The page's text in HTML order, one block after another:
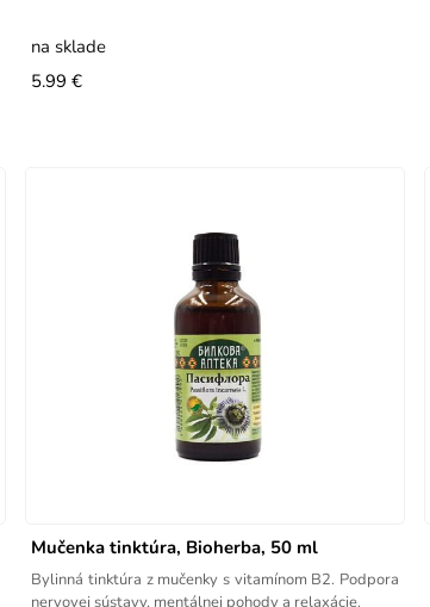
na sklade
5.99 €
Mučenka tinktúra, Bioherba, 50 ml
Bylinná tinktúra z mučenky s vitamínom B2. Podpora
nervovej sústavy, mentálnej pohody a relaxácie.